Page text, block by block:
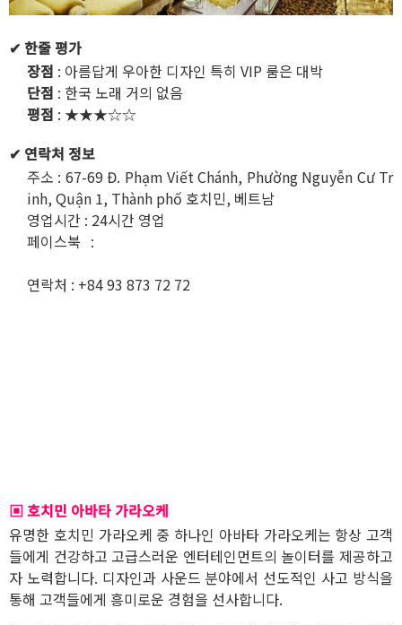
✔ 한줄 평가
장점 : 아름답게 우아한 디자인 특히 VIP 룸은 대박
단점 : 한국 노래 거의 없음
평점 : ★★★☆☆
✔ 연락처 정보
주소 : 67-69 Đ. Phạm Viết Chánh, Phường Nguyễn Cư Tr
inh, Quận 1, Thành phố 호치민, 베트남
영업시간 : 24시간 영업
페이스북 :
연락처 : +84 93 873 72 72
▣ 호치민 아바타 가라오케
유명한 호치민 가라오케 중 하나인 아바타 가라오케는 항상 고객
들에게 건강하고 고급스러운 엔터테인먼트의 놀이터를 제공하고
자 노력합니다. 디자인과 사운드 분야에서 선도적인 사고 방식을
통해 고객들에게 흥미로운 경험을 선사합니다.